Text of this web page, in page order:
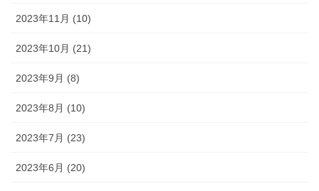
2023年11月 (10)
2023年10月 (21)
2023年9月 (8)
2023年8月 (10)
2023年7月 (23)
2023年6月 (20)